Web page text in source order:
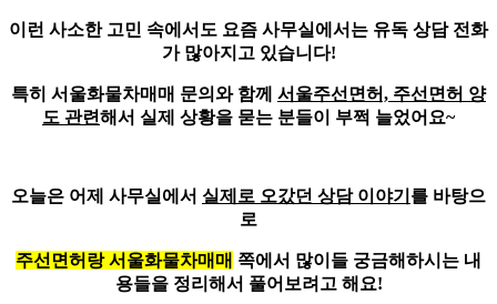
이런 사소한 고민 속에서도 요즘 사무실에서는 유독 상담 전화
가 많아지고 있습니다!
특히 서울화물차매매 문의와 함께 서울주선면허, 주선면허 양
도 관련해서 실제 상황을 묻는 분들이 부쩍 늘었어요~
오늘은 어제 사무실에서 실제로 오갔던 상담 이야기 를 바탕으
로
주선면허랑 서울화물차매매 쪽에서 많이들 궁금해하시는 내
용들을 정리해서 풀어보려고 해요!